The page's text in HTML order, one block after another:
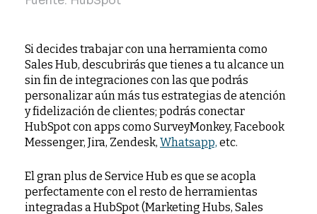
Si decides trabajar con una herramienta como
Sales Hub, descubrirás que tienes a tu alcance un
sin fin de integraciones con las que podrás
personalizar aún más tus estrategias de atención
y fidelización de clientes; podrás conectar
HubSpot con apps como SurveyMonkey, Facebook
Messenger, Jira, Zendesk, Whatsapp, etc.
El gran plus de Service Hub es que se acopla
perfectamente con el resto de herramientas
integradas a HubSpot (Marketing Hubs, Sales